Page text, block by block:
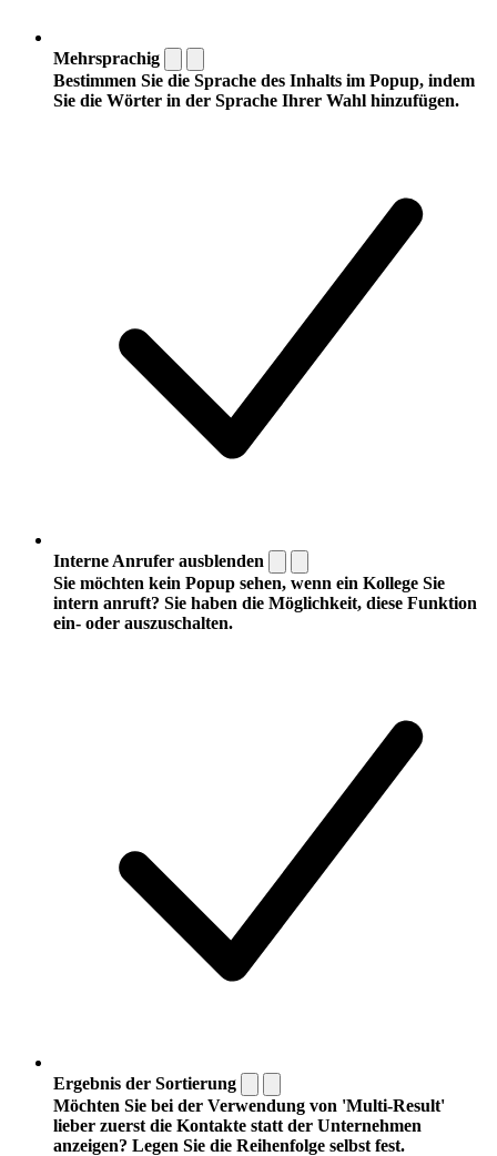
Mehrsprachig
Bestimmen Sie die Sprache des Inhalts im Popup, indem
Sie die Wörter in der Sprache Ihrer Wahl hinzufügen.
Interne Anrufer ausblenden
Sie möchten kein Popup sehen, wenn ein Kollege Sie
intern anruft? Sie haben die Möglichkeit, diese Funktion
ein- oder auszuschalten.
Ergebnis der Sortierung
Möchten Sie bei der Verwendung von 'Multi-Result'
lieber zuerst die Kontakte statt der Unternehmen
anzeigen? Legen Sie die Reihenfolge selbst fest.